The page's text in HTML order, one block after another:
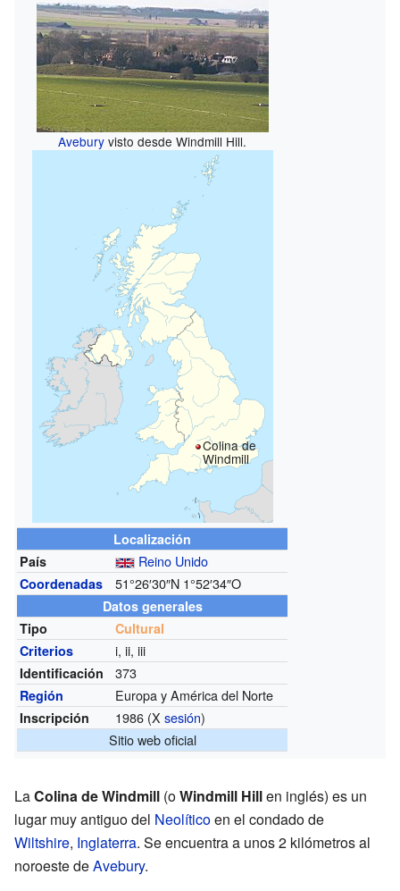
Avebury visto desde Windmill Hill.
Colina de
Windmill
Localización
País
Reino Unido
Coordenadas 51°26′30″N 1°52′34″O
Datos generales
Tipo
Cultural
Criterios
i, ii, iii
Identificación 373
Región Europa y América del Norte
Inscripción 1986 (Xsesión)
Sitio web oficial
LaColina de Windmill (oWindmill Hillen inglés) es un
lugar muy antiguo del Neolíticoen el condado de
Wiltshire, Inglaterra. Se encuentra a unos 2 kilómetros al
noroeste deAvebury.